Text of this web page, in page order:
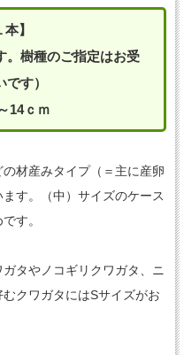
】
樹種のご指定はお受
す）
14ｃｍ
材産みタイプ（＝主に産卵
す。（中）サイズのケース
す。
タやノコギリクワガタ、ニ
クワガタにはSサイズがお